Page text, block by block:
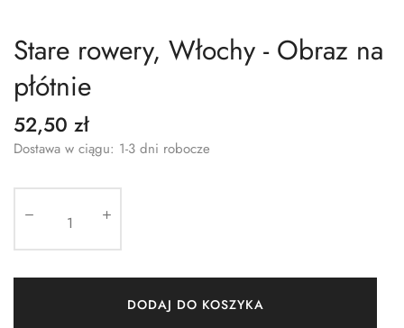
Stare rowery, Włochy - Obraz na
płótnie
52,50 zł
Dostawa w ciągu: 1-3 dni robocze
DODAJ DO KOSZYKA